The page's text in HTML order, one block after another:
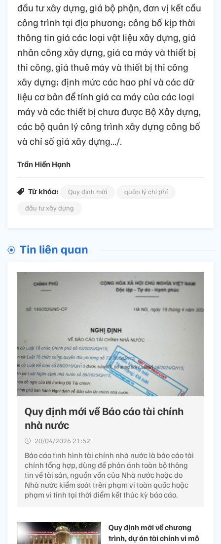
đầu tư xây dựng, giá bộ phận, đơn vị kết cấu
công trình tại địa phương; công bố kịp thời
thông tin giá các loại vật liệu xây dựng, giá
nhân công xây dựng, giá ca máy và thiết bị
thi công, giá thuê máy và thiết bị thi công
xây dựng; định mức các hao phí và các dữ
liệu cơ bản để tính giá ca máy của các loại
máy và các thiết bị chưa được Bộ Xây dựng,
các bộ quản lý công trình xây dựng công bố
và chỉ số giá xây dựng.../.
Trần Hiền Hạnh
Từ khóa: Quy định mới
quản lý chi phí
đầu tư xây dựng
Tin liên quan
Quy định mới về Báo cáo tài chính
nhà nước
20/04/2026 21:52’
Báo cáo tình hình tài chính nhà nước là báo cáo tài
chính tổng hợp, dùng để phản ánh toàn bộ thông
tin về tài sản, nguồn vốn của Nhà nước hoặc do
Nhà nước kiểm soát trên phạm vi toàn quốc hoặc
phạm vi tỉnh tại thời điểm kết thúc kỳ báo cáo.
Quy định mới về chương
trình, dự án tài chính vi mô